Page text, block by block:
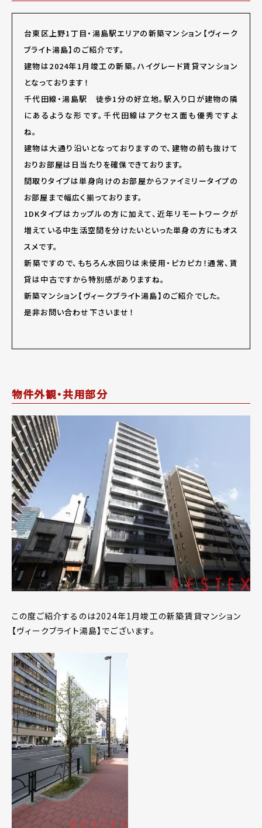
台東区上野1丁目・湯島駅エリアの新築マンション【ヴィーク
ブライト湯島】のご紹介です。
建物は2024年1月竣工の新築。ハイグレード賃貸マンション
となっております！
千代田線・湯島駅 徒歩1分の好立地。駅入り口が建物の隣
にあるような形です。千代田線はアクセス面も優秀ですよ
ね。
建物は大通り沿いとなっておりますので、建物の前も抜けて
おりお部屋は日当たりを確保できております。
間取りタイプは単身向けのお部屋からファイミリータイプの
お部屋まで幅広く揃っております。
1DKタイプはカップルの方に加えて、近年リモートワークが
増えている中生活空間を分けたいといった単身の方にもオス
スメです。
新築ですので、もちろん水回りは未使用・ピカピカ！通常、賃
貸は中古ですから特別感がありますね。
新築マンション【ヴィークブライト湯島】のご紹介でした。
是非お問い合わせ下さいませ！
物件外観・共用部分
この度ご紹介するのは2024年1月竣工の新築賃貸マンション
【ヴィークブライト湯島】でございます。